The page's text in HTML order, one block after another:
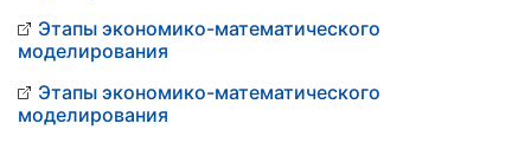
Этапы экономико-математического
моделирования
Этапы экономико-математического
моделирования